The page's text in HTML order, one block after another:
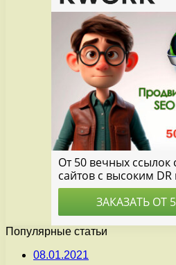
Популярные статьи
08.01.2021